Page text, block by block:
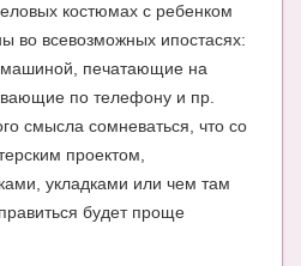
костюмах с ребенком
во всевозможных ипостасях:
печатающие на
по телефону и пр.
смысла сомневаться, что со
проектом,
укладками или чем там
будет проще